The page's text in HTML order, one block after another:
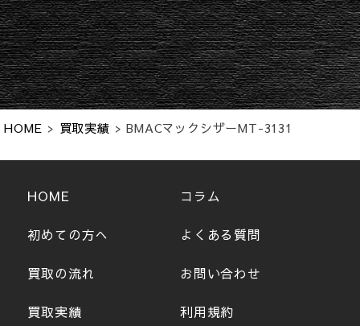
HOME > 買取実績 >BMACマックシザーMT-3131
HOME
初めての方へ
買取の流れ
買取実績
コラム
よくある質問
お問い合わせ
利用規約